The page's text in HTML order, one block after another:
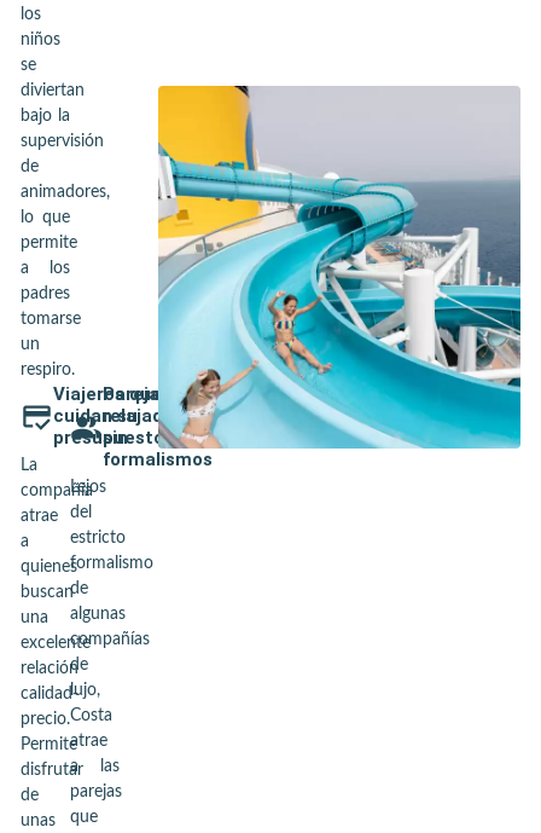
los
niños
se
diviertan
bajo la
supervisión
de
animadores,
lo que
permite
a los
padres
tomarse
un
respiro.
Viajeros que
cuidan su
presupuesto
La
compañía
atrae
a
quienes
buscan
una
excelente
relación
calidad-
precio.
Permite
disfrutar
de
unas
Parejas
relajadas,
sin
formalismos
Lejos
del
estricto
formalismo
de
algunas
compañías
de
lujo,
Costa
atrae
a las
parejas
que